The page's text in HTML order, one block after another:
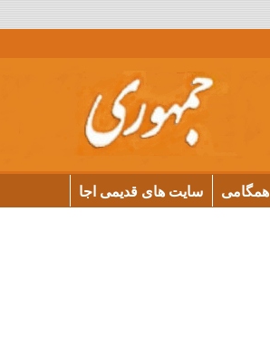
همگامی سایت های قدیمی اجا